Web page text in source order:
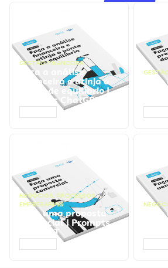
GESTÃO FINANCEIRA
Faça a análise
financeira e atinja o
ponto de equilíbrio |
Prompts ChatGPT
seu
NEGÓCIOS, PROCESSOS
EMPRESARIAIS
Faça uma proposta
comercial | Prompts
ChatGPT